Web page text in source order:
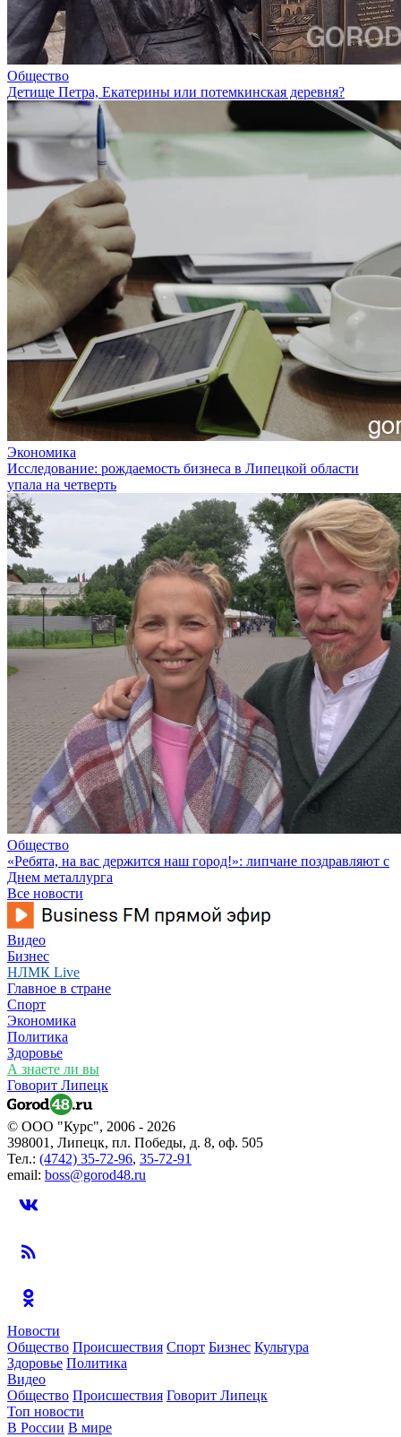
Общество
Детище Петра, Екатерины или потемкинская деревня?
Экономика
Исследование: рождаемость бизнеса в Липецкой области
упала на четверть
Общество
«Ребята, на вас держится наш город!»: липчане поздравляют с
Днем металлурга
Все новости
Видео
Бизнес
НЛМК Live
Главное в стране
Спорт
Экономика
Политика
Здоровье
А знаете ли вы
Говорит Липецк
© ООО "Курс", 2006 - 2026
398001, Липецк, пл. Победы, д. 8, оф. 505
Тел.: (4742) 35-72-96, 35-72-91
email: boss@gorod48.ru
Новости
Общество Происшествия Спорт Бизнес Культура
Здоровье Политика
Видео
Общество Происшествия Говорит Липецк
Топ новости
В России В мире